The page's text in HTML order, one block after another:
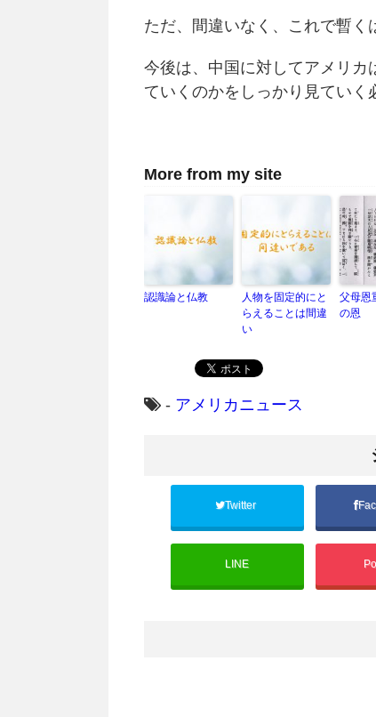
ただ、間違いなく、これで暫く
今後は、中国に対してアメリカ
ていくのかをしっかり見ていく
More from my site
認識論と仏教
人物を固定的にと
らえることは間違
い
父母恩
の恩
- アメリカニュース
Twitter
LINE